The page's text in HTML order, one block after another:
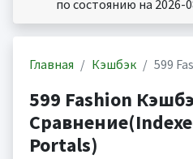
по состоянию на 2026-
Главная Кэшбэк 599
599 Fashion
Portals)